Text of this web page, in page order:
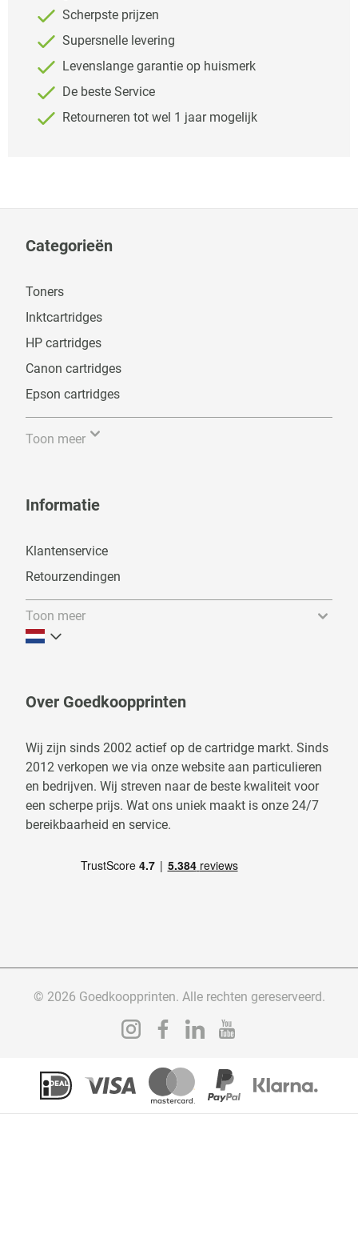
Scherpste prijzen
Supersnelle levering
Levenslange garantie op huismerk
De beste Service
Retourneren tot wel 1 jaar mogelijk
Categorieën
Toners
Inktcartridges
HP cartridges
Canon cartridges
Epson cartridges
Toon meer
Informatie
Klantenservice
Retourzendingen
Toon meer
Over Goedkoopprinten
Wij zijn sinds 2002 actief op de cartridge markt. Sinds
2012 verkopen we via onze website aan particulieren
en bedrijven. Wij streven naar de beste kwaliteit voor
een scherpe prijs. Wat ons uniek maakt is onze 24/7
bereikbaarheid en service.
© 2026 Goedkoopprinten. Alle rechten gereserveerd.